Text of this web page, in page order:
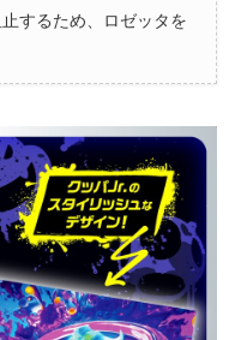
するため、ロゼッタを